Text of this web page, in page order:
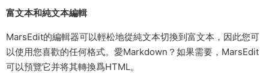
富文本和純文本編輯
MarsEdit的編輯器可以輕松地從純文本切換到富文本，因此您可
以使用您喜歡的任何格式。愛Markdown？如果需要，MarsEdit
可以預覽它并将其轉換爲HTML。